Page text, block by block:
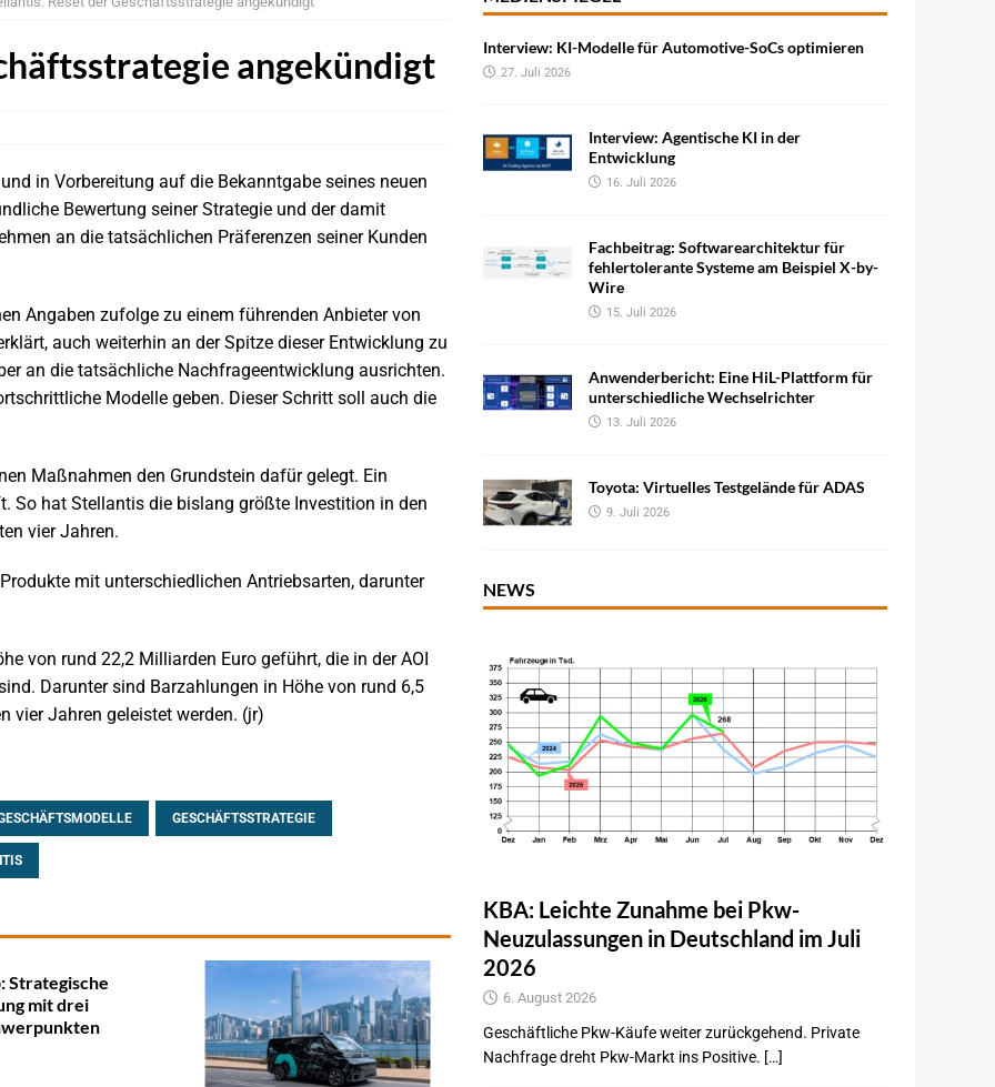
kräftig – Auftragseingänge erreichen Rekordniveau
BRANCHEN-NEWS
VLA-Modell für AVs
Event 2026: Skalierung autonomer Systeme im Fokus BRANCHEN-
Sicherheitsfunktionen auf UWB-Plattform von NXP NEWS
bei Pkw-Neuzulassungen in Deutschland im Juli 2026 BRANCHEN-
angekündigt
in Vorbereitung auf die Bekanntgabe seines neuen
Bewertung seiner Strategie und der damit
an die tatsächlichen Präferenzen seiner Kunden
Angaben zufolge zu einem führenden Anbieter von
auch weiterhin an der Spitze dieser Entwicklung zu
an die tatsächliche Nachfrageentwicklung ausrichten.
Modelle geben. Dieser Schritt soll auch die
Maßnahmen den Grundstein dafür gelegt. Ein
So hat Stellantis die bislang größte Investition in den
vier Jahren.
mit unterschiedlichen Antriebsarten, darunter
von rund 22,2 Milliarden Euro geführt, die in der AOI
Darunter sind Barzahlungen in Höhe von rund 6,5
vier Jahren geleistet werden. (jr)
GESCHÄFTSSTRATEGIE
Strategische
mit drei
Interview: KI-Modelle für Automotive-SoCs optimieren
27. Juli 2026
Interview: Agentische KI in der
Entwicklung
16. Juli 2026
Fachbeitrag: Softwarearchitektur für
fehlertolerante Systeme am Beispiel X-by-
Wire
15. Juli 2026
Anwenderbericht: Eine HiL-Plattform für
unterschiedliche Wechselrichter
13. Juli 2026
Toyota: Virtuelles Testgelände für ADAS
9. Juli 2026
NEWS
KBA: Leichte Zunahme bei Pkw-
Neuzulassungen in Deutschland im Juli
2026
6. August 2026
Geschäftliche Pkw-Käufe weiter zurückgehend. Private
Nachfrage dreht Pkw-Markt ins Positive. […]